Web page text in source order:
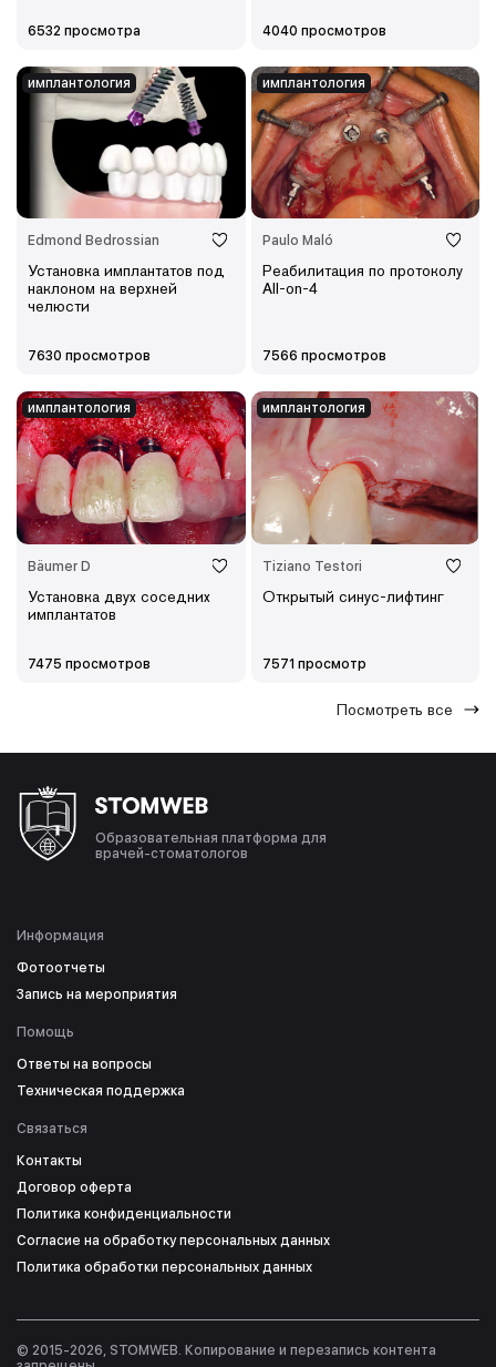
6532 просмотра 4040 просмотров
имплантология
Edmond Bedrossian
Установка имплантатов под
наклоном на верхней
челюсти
7630 просмотров
имплантология
Paulo Maló
Реабилитация по протоколу
All-on-4
7566 просмотров
имплантология
Bäumer D
Установка двух соседних
имплантатов
7475 просмотров
имплантология
Tiziano Testori
Открытый синус-лифтинг
7571 просмотр
Посмотреть все
Образовательная платформа для
врачей-стоматологов
Информация
Фотоотчеты
Запись на мероприятия
Помощь
Ответы на вопросы
Техническая поддержка
Связаться
Контакты
Договор оферта
Политика конфиденциальности
Согласие на обработку персональных данных
Политика обработки персональных данных
© 2015-2026, STOMWEB. Копирование и перезапись контента